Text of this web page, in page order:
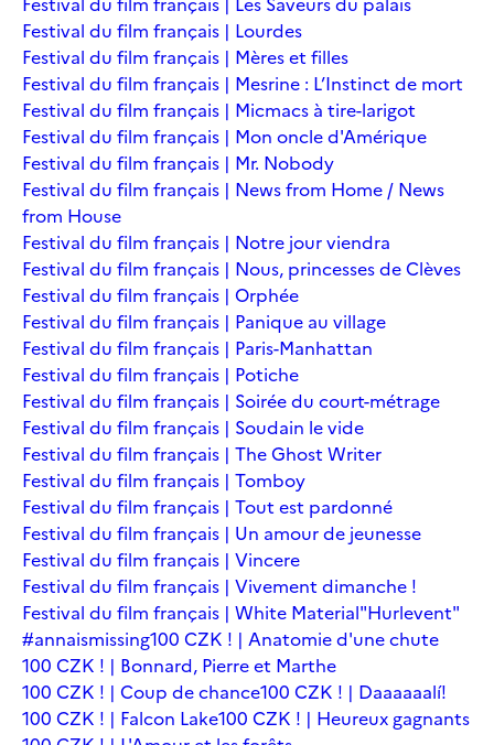
Festival du film français | Lourdes
Festival du film français | Mères et filles
Festival du film français | Mesrine : L’Instinct de mort
Festival du film français | Micmacs à tire-larigot
Festival du film français | Mon oncle d'Amérique
Festival du film français | Mr. Nobody
Festival du film français | News from Home / News
from House
Festival du film français | Notre jour viendra
Festival du film français | Nous, princesses de Clèves
Festival du film français | Orphée
Festival du film français | Panique au village
Festival du film français | Paris-Manhattan
Festival du film français | Potiche
Festival du film français | Soirée du court-métrage
Festival du film français | Soudain le vide
Festival du film français | The Ghost Writer
Festival du film français | Tomboy
Festival du film français | Tout est pardonné
Festival du film français | Un amour de jeunesse
Festival du film français | Vincere
Festival du film français | Vivement dimanche !
Festival du film français | White Material"Hurlevent"
#annaismissing100 CZK ! | Anatomie d'une chute
100 CZK ! | Bonnard, Pierre et Marthe
100 CZK ! | Coup de chance100 CZK ! | Daaaaaalí!
100 CZK ! | Falcon Lake100 CZK ! | Heureux gagnants